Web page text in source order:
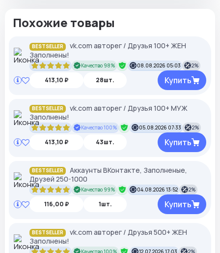
Похожие товары
BESTSELLER
vk.com авторег / Друзья 100+ ЖЕН
Заполнены!
Качество 98% 08.08.2026 05:03 2%
413,10 ₽ 28шт. Купить
BESTSELLER
vk.com авторег / Друзья 100+ МУЖ
Заполнены!
Качество 100% 05.08.2026 07:33 2%
413,10 ₽ 43шт. Купить
BESTSELLER
Аккаунты ВКонтакте, Заполненые,
Друзей 250-1000
Качество 99% 04.08.2026 13:52 2%
116,00 ₽ 1шт. Купить
BESTSELLER
vk.com авторег / Друзья 500+ ЖЕН
Заполнены!